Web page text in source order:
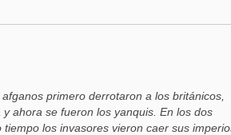
primero derrotaron a los británicos,
ahora se fueron los yanquis. En los dos
tiempo los invasores vieron caer sus